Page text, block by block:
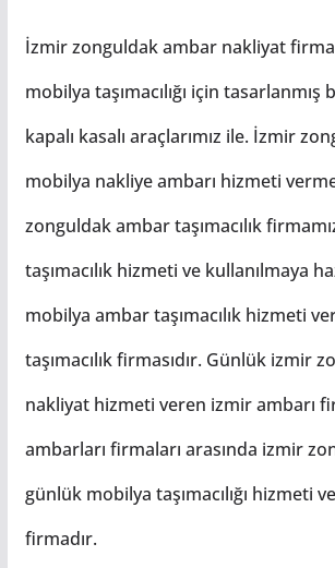
İzmir zonguldak ambar nakliyat
mobilya taşımacılığı için tasarlanmış
kapalı kasalı araçlarımız ile. İzmir
mobilya nakliye ambarı hizmeti
zonguldak ambar taşımacılık
taşımacılık hizmeti ve kullanılmaya
mobilya ambar taşımacılık hizmeti
taşımacılık firmasıdır. Günlük izmir
nakliyat hizmeti veren izmir ambarı
ambarları firmaları arasında izmir
günlük mobilya taşımacılığı hizmeti
firmadır.